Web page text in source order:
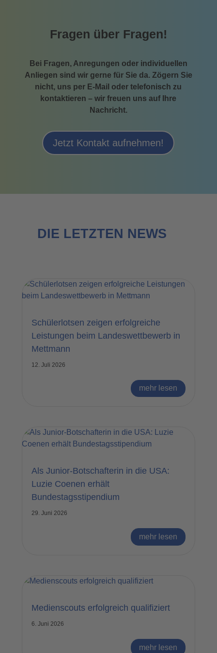
Fragen über Fragen!
Bei Fragen, Anregungen oder individuellen
Anliegen sind wir gerne für Sie da. Zögern Sie
nicht, uns per E-Mail oder telefonisch zu
kontaktieren – wir freuen uns auf Ihre
Nachricht.
Jetzt Kontakt aufnehmen!
DIE LETZTEN NEWS
Schülerlotsen zeigen erfolgreiche
Leistungen beim Landeswettbewerb in
Mettmann
12. Juli 2026
mehr lesen
Als Junior-Botschafterin in die USA:
Luzie Coenen erhält
Bundestagsstipendium
29. Juni 2026
mehr lesen
Medienscouts erfolgreich qualifiziert
6. Juni 2026
mehr lesen